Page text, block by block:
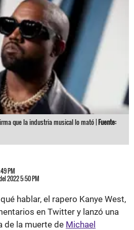
que la industria musical lo mató |Fuente:
PM
2022 5:50 PM
hablar, el rapero Kanye West,
en Twitter y lanzó una
de la muerte de Michael